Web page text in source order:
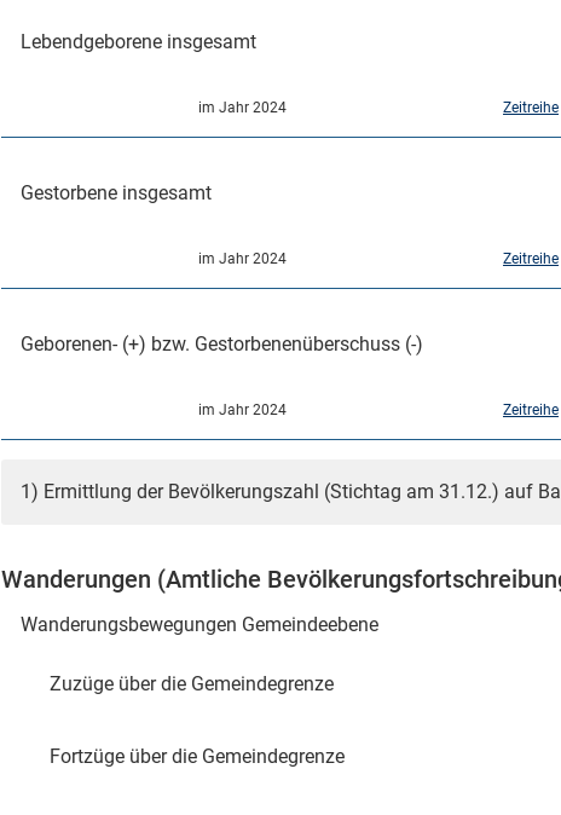
Lebendgeborene insgesamt
im Jahr 2024 Zeitreihe
Gestorbene insgesamt
im Jahr 2024 Zeitreihe
Geborenen- (+) bzw. Gestorbenenüberschuss (-)
im Jahr 2024 Zeitreihe
1) Ermittlung der Bevölkerungszahl (Stichtag am 31.12.) auf
Wanderungen (Amtliche
Wanderungsbewegungen Gemeindeebene
Zuzüge über die Gemeindegrenze
Fortzüge über die Gemeindegrenze